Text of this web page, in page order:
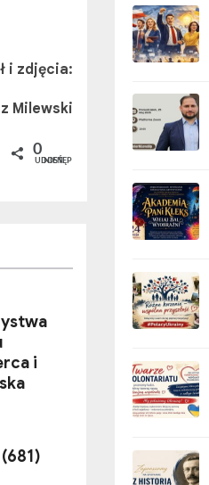
i zdjęcia:
Milewski
0
UDOSTĘPNIEŃ
i